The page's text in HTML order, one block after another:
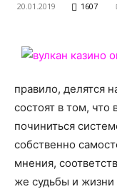
20.01.2019 1607
правило, делятся
состоят в том, что
починиться
собственно
мнения,
же судьбы и